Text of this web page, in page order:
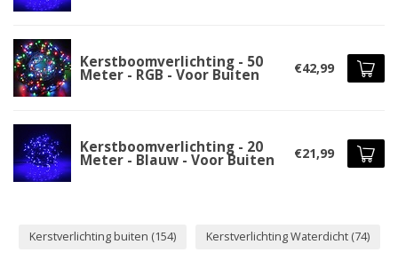
Kerstboomverlichting - 50
Meter - RGB - Voor Buiten €42,99
Kerstboomverlichting - 20
Meter - Blauw - Voor Buiten €21,99
Kerstverlichting buiten (154) Kerstverlichting Waterdicht (74)